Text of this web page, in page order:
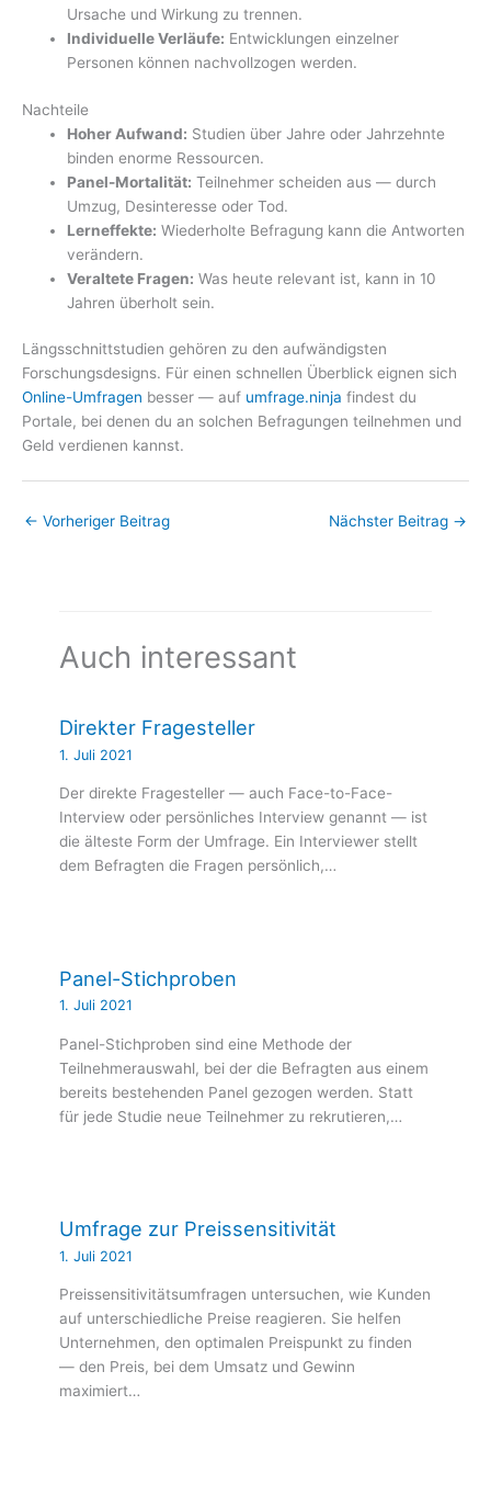
Ursache und Wirkung zu trennen.
Individuelle Verläufe: Entwicklungen einzelner
Personen können nachvollzogen werden.
Nachteile
Hoher Aufwand: Studien über Jahre oder Jahrzehnte
binden enorme Ressourcen.
Panel-Mortalität: Teilnehmer scheiden aus — durch
Umzug, Desinteresse oder Tod.
Lerneffekte: Wiederholte Befragung kann die Antworten
verändern.
Veraltete Fragen: Was heute relevant ist, kann in 10
Jahren überholt sein.
Längsschnittstudien gehören zu den aufwändigsten
Forschungsdesigns. Für einen schnellen Überblick eignen sich
Online-Umfragen besser — auf umfrage.ninja findest du
Portale, bei denen du an solchen Befragungen teilnehmen und
Geld verdienen kannst.
← Vorheriger Beitrag Nächster Beitrag →
Auch interessant
Direkter Fragesteller
1. Juli 2021
Der direkte Fragesteller — auch Face-to-Face-
Interview oder persönliches Interview genannt — ist
die älteste Form der Umfrage. Ein Interviewer stellt
dem Befragten die Fragen persönlich,…
Panel-Stichproben
1. Juli 2021
Panel-Stichproben sind eine Methode der
Teilnehmerauswahl, bei der die Befragten aus einem
bereits bestehenden Panel gezogen werden. Statt
für jede Studie neue Teilnehmer zu rekrutieren,…
Umfrage zur Preissensitivität
1. Juli 2021
Preissensitivitätsumfragen untersuchen, wie Kunden
auf unterschiedliche Preise reagieren. Sie helfen
Unternehmen, den optimalen Preispunkt zu finden
— den Preis, bei dem Umsatz und Gewinn
maximiert…